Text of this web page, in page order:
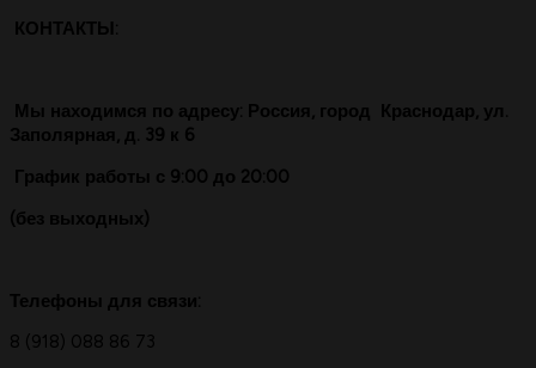
КОНТАКТЫ:
Мы находимся по адресу: Россия, город Краснодар, ул.
Заполярная, д. 39 к 6
График работы с 9:00 до 20:00
(без выходных)
Телефоны для связи:
8 (918) 088 86 73